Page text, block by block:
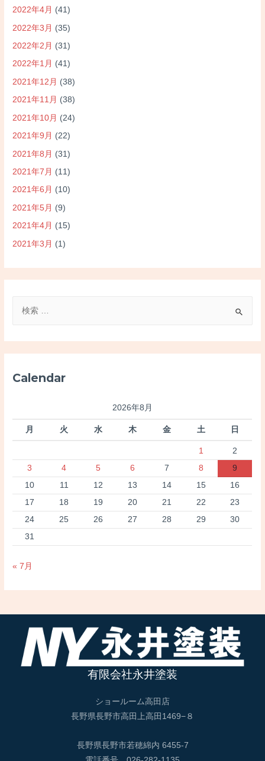
2022年4月 (41)
2022年3月 (35)
2022年2月 (31)
2022年1月 (41)
2021年12月 (38)
2021年11月 (38)
2021年10月 (24)
2021年9月 (22)
2021年8月 (31)
2021年7月 (11)
2021年6月 (10)
2021年5月 (9)
2021年4月 (15)
2021年3月 (1)
Calendar
2026年8月
月 火 水 木 金 土 日
1
2
3
4 5 6 7 8
9
10
11 12 13 14 15
16
17
18 19 20 21 22
23
24
25 26 27 28 29
30
31
« 7月
有限会社永井塗装
ショールーム高田店
長野県長野市高田上高田1469−８
長野県長野市若穂綿内 6455-7